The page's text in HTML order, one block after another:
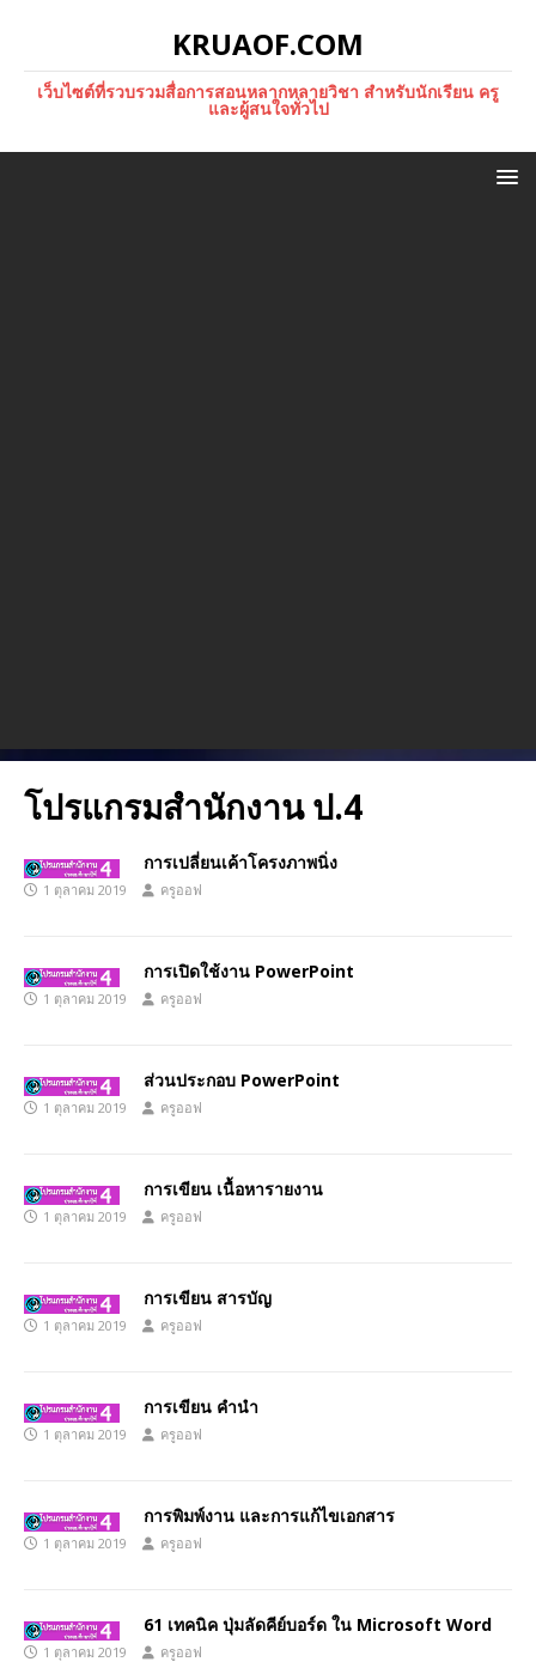
KRUAOF.COM
เว็บไซต์ที่รวบรวมสื่อการสอนหลากหลายวิชา สำหรับนักเรียน ครู
และผู้สนใจทั่วไป
โปรแกรมสำนักงาน ป.4
การเปลี่ยนเค้าโครงภาพนิ่ง
1 ตุลาคม 2019 ครูออฟ
การเปิดใช้งาน PowerPoint
1 ตุลาคม 2019 ครูออฟ
ส่วนประกอบ PowerPoint
1 ตุลาคม 2019 ครูออฟ
การเขียน เนื้อหารายงาน
1 ตุลาคม 2019 ครูออฟ
การเขียน สารบัญ
1 ตุลาคม 2019 ครูออฟ
การเขียน คำนำ
1 ตุลาคม 2019 ครูออฟ
การพิมพ์งาน และการแก้ไขเอกสาร
1 ตุลาคม 2019 ครูออฟ
61 เทคนิค ปุ่มลัดคีย์บอร์ด ใน Microsoft Word
1 ตุลาคม 2019 ครูออฟ